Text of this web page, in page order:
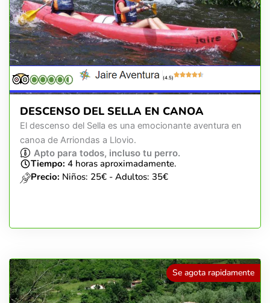
(4.5)
DESCENSO DEL SELLA EN CANOA
El descenso del Sella es una emocionante aventura en
canoa de Arriondas a Llovio.
Apto para todos, incluso tu perro.
Tiempo: 4 horas aproximadamente.
Precio: Niños: 25€ - Adultos: 35€
Se agota rapidamente